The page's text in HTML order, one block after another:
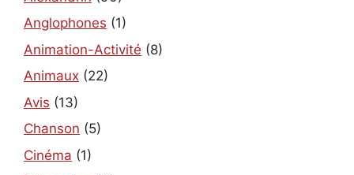
Anglophones (1)
Animation-Activité (8)
Animaux (22)
Avis (13)
Chanson (5)
Cinéma (1)